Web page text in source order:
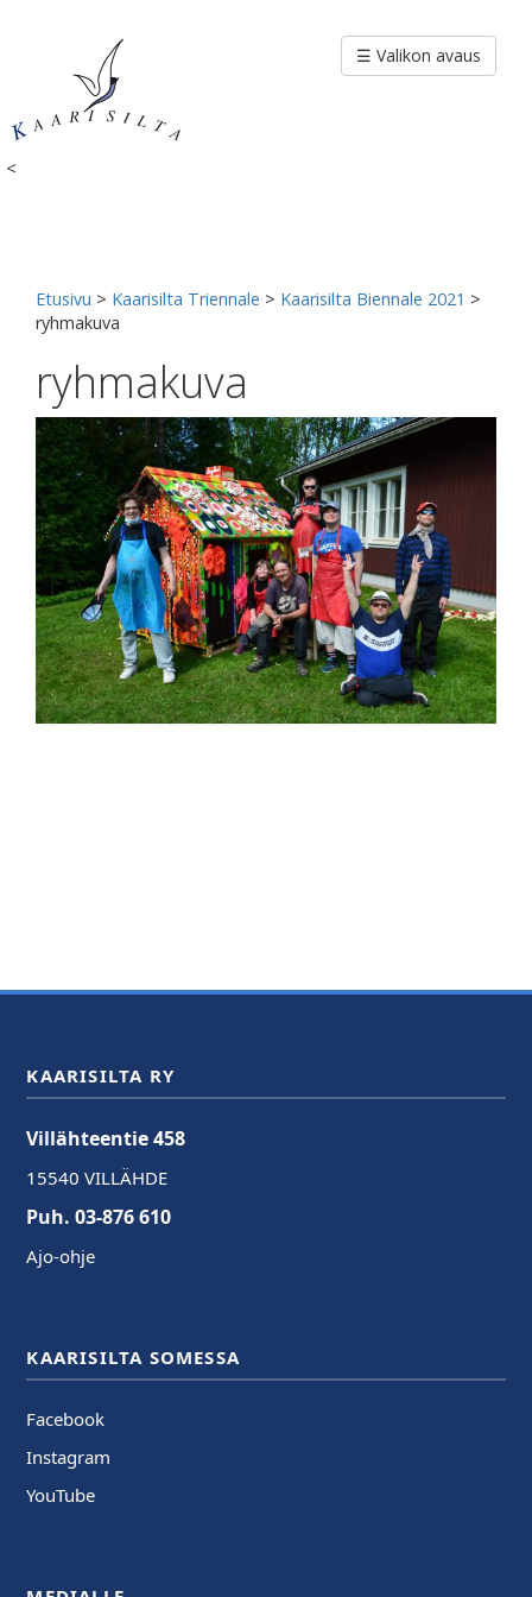
<
☰ Valikon avaus
Etusivu > Kaarisilta Triennale > Kaarisilta Biennale 2021 >
ryhmakuva
ryhmakuva
KAARISILTA RY
Villähteentie 458
15540 VILLÄHDE
Puh. 03-876 610
Ajo-ohje
KAARISILTA SOMESSA
Facebook
Instagram
YouTube